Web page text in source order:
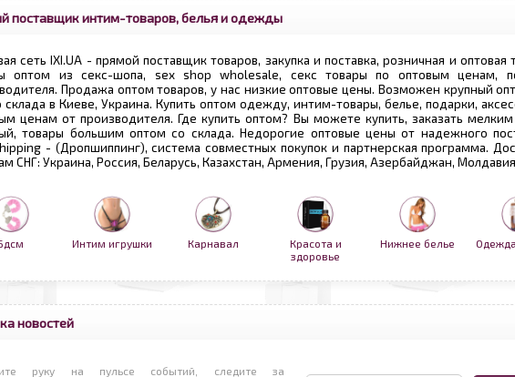
поставщик интим-товаров, белья и одежды
сеть IXI.UA - прямой поставщик товаров, закупка и поставка, розничная и оптовая
оптом из секс-шопа, sex shop wholesale, секс товары по оптовым ценам,
Продажа оптом товаров, у нас низкие оптовые цены. Возможен крупный
склада в Киеве, Украина. Купить оптом одежду, интим-товары, белье, подарки,
ценам от производителя. Где купить оптом? Вы можете купить, заказать
товары большим оптом со склада. Недорогие оптовые цены от надежного
- (Дропшиппинг), система совместных покупок и партнерская программа.
СНГ: Украина, Россия, Беларусь, Казахстан, Армения, Грузия, Азербайджан,
Интим игрушки Карнавал
Красота и
здоровье
Нижнее белье
новостей
руку на пульсе событий, следите за